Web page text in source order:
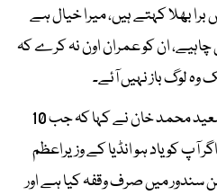
برا بھلا کہتے ہیں، میرا خیال ہے
ان کو عمران اون نہ کرے کہ
لوگ باز نہیں آئے۔
دفاعی تجزیہ کار (ر) ایئرمارشل سعید محمد خان نے کہا کہ جب 10
آپ کو یاد ہو انڈیا کے وزیراعظم
سندور میں صرف وقفہ کیا ہے اور